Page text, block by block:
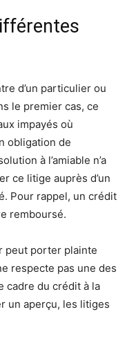
d’un particulier ou
le premier cas, ce
impayés où
obligation de
à l’amiable n’a
ce litige auprès d’un
Pour rappel, un crédit
remboursé.
peut porter plainte
respecte pas une des
cadre du crédit à la
un aperçu, les litiges